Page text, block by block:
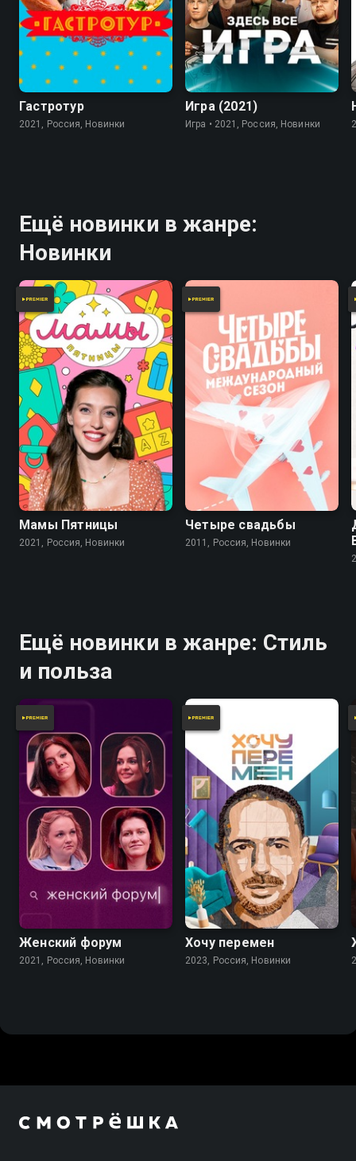
Гастротур
2021, Россия, Новинки
7.8
Игра (2021)
Игра • 2021, Россия, Новинки
Ещё новинки в жанре:
Новинки
Мамы Пятницы
2021, Россия, Новинки
Четыре свадьбы
2011, Россия, Новинки
Ещё новинки в жанре: Стиль
и польза
Женский форум
2021, Россия, Новинки
Хочу перемен
2023, Россия, Новинки